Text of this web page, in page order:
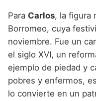
Para Carlos, la figura
Borromeo, cuya
noviembre. Fue un
el siglo XVI, un
ejemplo de piedad y
pobres y enfermos,
lo convierte en un